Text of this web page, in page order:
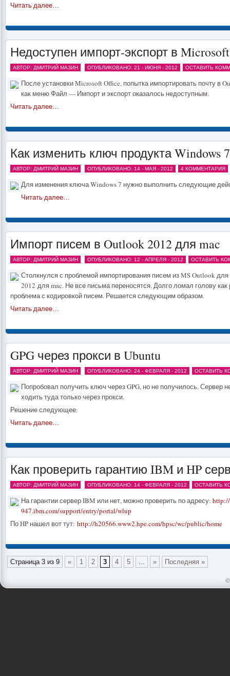
Читать далее…
Недоступен импорт-экспорт в
АВТОР: ДМИТРИЙ МАЗИН ОПУБЛИКОВАНО: 21 - ИЮНЯ - 2012 ОСТАВИТЬ
После установки Microsoft Office, попытка импортировать почту в
как меню Файл — Импорт и экспорт оказалось недоступным.
Читать далее…
Как изменить ключ продукта Windows 7
АВТОР: ДМИТРИЙ МАЗИН ОПУБЛИКОВАНО: 14 - МАЯ - 2012 4 КОММЕНТАРИЯ
Для изменения ключа Windows 7 нужно выполнить следующие
Читать далее…
Импорт писем в Outlook 2012 для mac
АВТОР: ДМИТРИЙ МАЗИН ОПУБЛИКОВАНО: 12 - АПРЕЛЯ - 2012 ОСТАВИТЬ
Столкнулся с проблемой импортирования писем из MS Outlook
2012 для mac. Не все письма переносятся. Долго ломал голову
проблема с кодировкой писем. Решается следующим образом.
Читать далее…
GPG через прокси в Ubuntu
АВТОР: ДМИТРИЙ МАЗИН ОПУБЛИКОВАНО: 24 - ФЕВРАЛЯ - 2012 ОСТАВИТЬ
Попробовал получить ключ через GPG, но не получилось. Сервер
ходить туда только через прокси.
Решение следующее:
Читать далее…
Как проверить гарантию IBM и HP
АВТОР: ДМИТРИЙ МАЗИН ОПУБЛИКОВАНО: 14 - ФЕВРАЛЯ - 2012 ОСТАВИТЬ
На гарантии сервер IBM или нет, можно проверить по адресу:
947.ibm.com/support/entry/portal/wlup
По HP нашел вот тут: http://h20566.www2.hpe.com/hpsc/wc/public/home
Страница 3 из 9 « 1 2 3 4 5 ... » Последняя »